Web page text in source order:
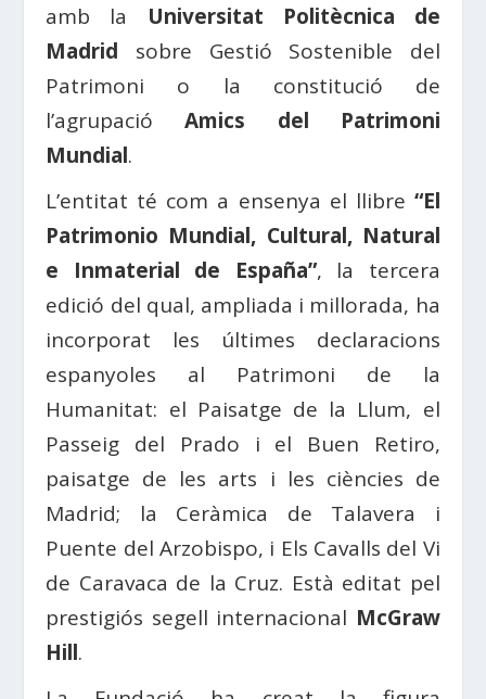
amb la Universitat Politècnica de
Madrid sobre Gestió Sostenible del
Patrimoni o la constitució de
l’agrupacióAmics del Patrimoni
Mundial.
L’entitat té com a ensenya el llibre “El
Patrimonio Mundial, Cultural, Natural
e Inmaterial de España”, la tercera
edició del qual, ampliada i millorada, ha
incorporat les últimes declaracions
espanyoles al Patrimoni de la
Humanitat: el Paisatge de la Llum, el
Passeig del Prado i el Buen Retiro,
paisatge de les arts i les ciències de
Madrid; la Ceràmica de Talavera i
Puente del Arzobispo, i Els Cavalls del Vi
de Caravaca de la Cruz. Està editat pel
prestigiós segell internacional McGraw
Hill.